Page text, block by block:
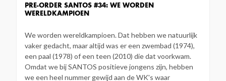
PRE-ORDER SANTOS #34: WE WORDEN
WERELDKAMPIOEN
We worden wereldkampioen. Dat hebben we natuurlijk
vaker gedacht, maar altijd was er een zwembad (1974),
een paal (1978) of een teen (2010) die dat voorkwam.
Omdat we bij SANTOS positieve jongens zijn, hebben
we een heel nummer gewijd aan de WK's waar